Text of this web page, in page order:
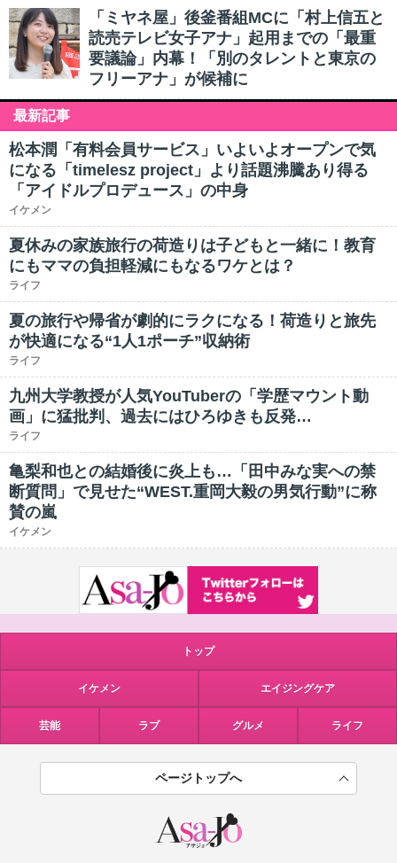
「ミヤネ屋」後釜番組MCに「村上信五と
読売テレビ女子アナ」起用までの「最重
要議論」内幕！「別のタレントと東京の
フリーアナ」が候補に
最新記事
松本潤「有料会員サービス」いよいよオープンで気
になる「timelesz project」より話題沸騰あり得る
「アイドルプロデュース」の中身
イケメン
夏休みの家族旅行の荷造りは子どもと一緒に！教育
にもママの負担軽減にもなるワケとは？
ライフ
夏の旅行や帰省が劇的にラクになる！荷造りと旅先
が快適になる“1人1ポーチ”収納術
ライフ
九州大学教授が人気YouTuberの「学歴マウント動
画」に猛批判、過去にはひろゆきも反発…
ライフ
亀梨和也との結婚後に炎上も…「田中みな実への禁
断質問」で見せた“WEST.重岡大毅の男気行動”に称
賛の嵐
イケメン
トップ
イケメン エイジングケア
芸能 ラブ グルメ ライフ
ページトップへ